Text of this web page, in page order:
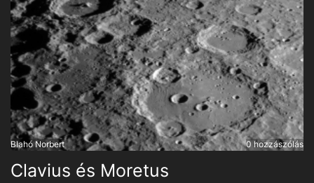
Blahó Norbert 0 hozzászólás
Clavius és Moretus